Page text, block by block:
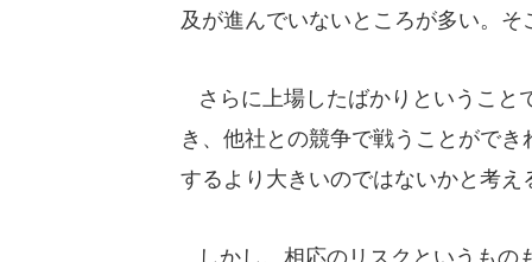
及が進んでいないところが多い。
さらに上場したばかりということ
き、他社との競争で戦うことがで
するより大きいのではないかと考え
しかし、相応のリスクというもの